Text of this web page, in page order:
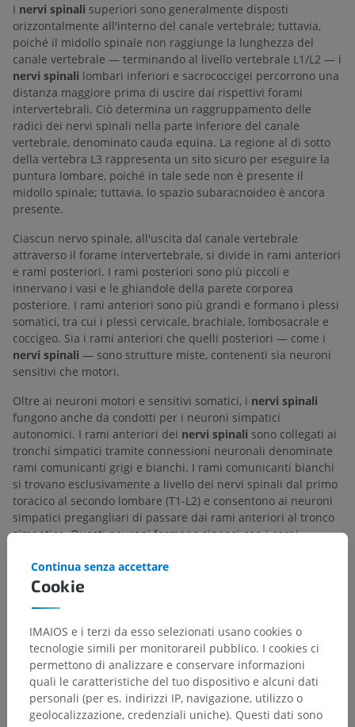
I nervi spinali superiori sono generalmente disposti
orizzontalmente all'interno del canale vertebrale; tuttavia,
poiché il midollo spinale non raggiunge la lunghezza del
canale vertebrale — terminando al livello vertebrale L1/L2 — i
nervi spinali lombari inferiori e sacrococcigei percorrono una
distanza maggiore prima di uscire dai rispettivi forami
intervertebrali. Ciò determina un raggruppamento delle
radici dei nervi spinali nella parte inferiore del canale
vertebrale, denominato cauda equina. La regione al di sotto
della vertebra L3 rappresenta un sito sicuro per eseguire la
puntura lombare, poiché in tale sede non è presente il
midollo spinale; tuttavia, lo spazio subaracnoideo è ancora
presente.
Ciascun nervo spinale, all'uscita dal canale vertebrale
attraverso il forame intervertebrale, si divide in rami anteriori
e rami posteriori. I rami posteriori sono più piccoli e
innervano i vasi e le ghiandole della parete corporea
posteriore. I rami anteriori sono più grandi e formano i plessi
somatici, tra cui i plessi cervicale, brachiale, lombosacrale e
coccigeo. Sia i rami anteriori che quelli posteriori — come i
nervi spinali — sono strutture miste, contenenti sia neuroni
sensitivi che motori.
Oltre ai neuroni motori e sensitivi somatici, i nervi spinali
fungono anche da condotti per i neuroni simpatici
autonomici. I rami anteriori dei nervi spinali sono collegati ai
tronchi simpatici tramite connessioni neuronali denominate
rami comunicanti grigi e bianchi. I rami comunicanti bianchi
si trovano esclusivamente a livello dei nervi spinali dal primo
toracico al secondo lombare (T1-L2) e consentono ai neuroni
simpatici pregangliari di passare dai rami anteriori al tronco
simpatico. Questi neuroni formano sinapsi con i corpi
ganglio delle catene simpatiche. Da qui, i neuroni simpatici
postgangliari rientrano in tutti i
tramite i rami anteriori e posteriori alle varie parti del corpo.
La traduzione è incorretta? SEGNALA
Cookie
Continua senza accettare
IMAIOS e i terzi da esso selezionati usano cookies o
tecnologie simili per monitorareil pubblico. I cookies ci
permettono di analizzare e conservare informazioni
quali le caratteristiche del tuo dispositivo e alcuni dati
personali (per es. indirizzi IP, navigazione, utilizzo o
geolocalizzazione, credenziali uniche). Questi dati sono